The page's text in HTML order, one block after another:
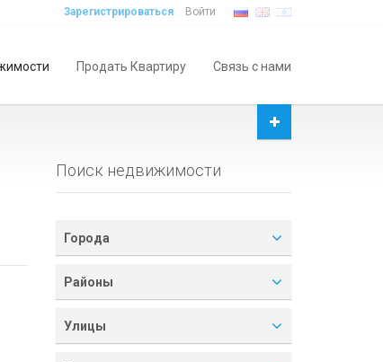
Зарегистрироваться Войти
Продать Квартиру Связь с нами
Поиск недвижимости
Города
Районы
Улицы